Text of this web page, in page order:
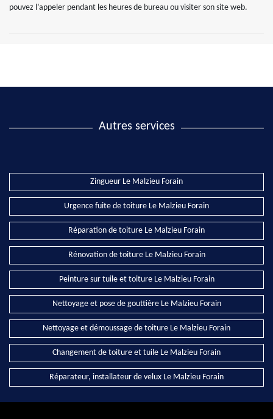
pouvez l’appeler pendant les heures de bureau ou visiter son site web.
Autres services
Zingueur Le Malzieu Forain
Urgence fuite de toiture Le Malzieu Forain
Réparation de toiture Le Malzieu Forain
Rénovation de toiture Le Malzieu Forain
Peinture sur tuile et toiture Le Malzieu Forain
Nettoyage et pose de gouttière Le Malzieu Forain
Nettoyage et démoussage de toiture Le Malzieu Forain
Changement de toiture et tuile Le Malzieu Forain
Réparateur, installateur de velux Le Malzieu Forain